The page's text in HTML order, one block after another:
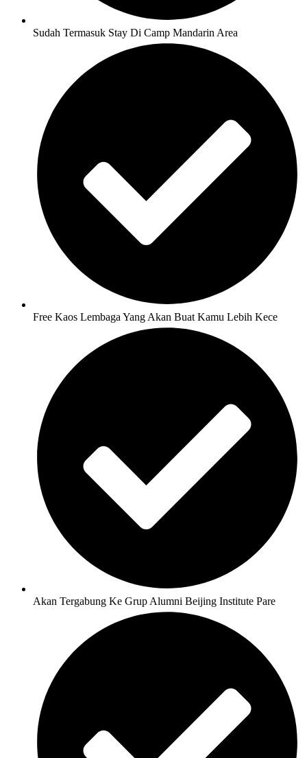
Sudah Termasuk Stay Di Camp Mandarin Area
Free Kaos Lembaga Yang Akan Buat Kamu Lebih Kece
Akan Tergabung Ke Grup Alumni Beijing Institute Pare